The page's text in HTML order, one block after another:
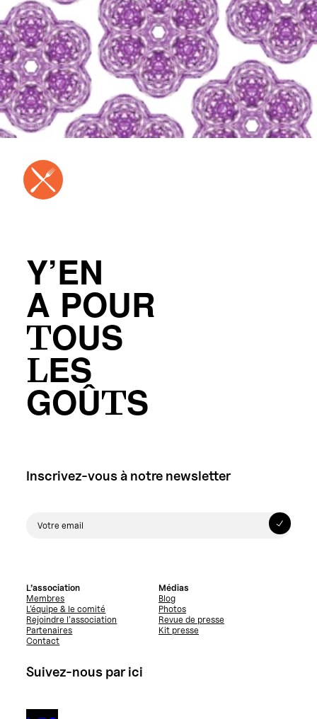
Y’EN
A POUR
TOUS
LES
GOÛTS
Inscrivez-vous à notre newsletter
L’association
Membres
L’équipe & le comité
Rejoindre l’association
Partenaires
Contact
Médias
Blog
Photos
Revue de presse
Kit presse
Suivez-nous par ici